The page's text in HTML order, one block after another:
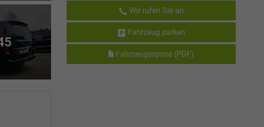
Wir rufen Sie an
Fahrzeug parken
Fahrzeugexposé (PDF)